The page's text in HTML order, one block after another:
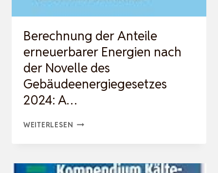
Berechnung der Anteile
erneuerbarer Energien nach
der Novelle des
Gebäudeenergiegesetzes
2024: A…
WEITERLESEN BERECHNUNG
ERNEUERBARER